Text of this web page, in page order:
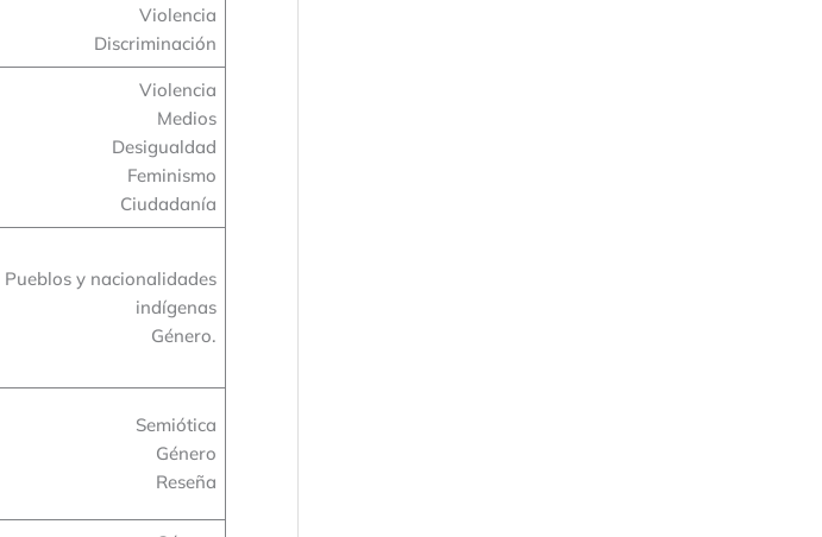
Violencia
Discriminación
Violencia
Medios
Desigualdad
Feminismo
Ciudadanía
Pueblos y nacionalidades
indígenas
Género.
Semiótica
Género
Reseña